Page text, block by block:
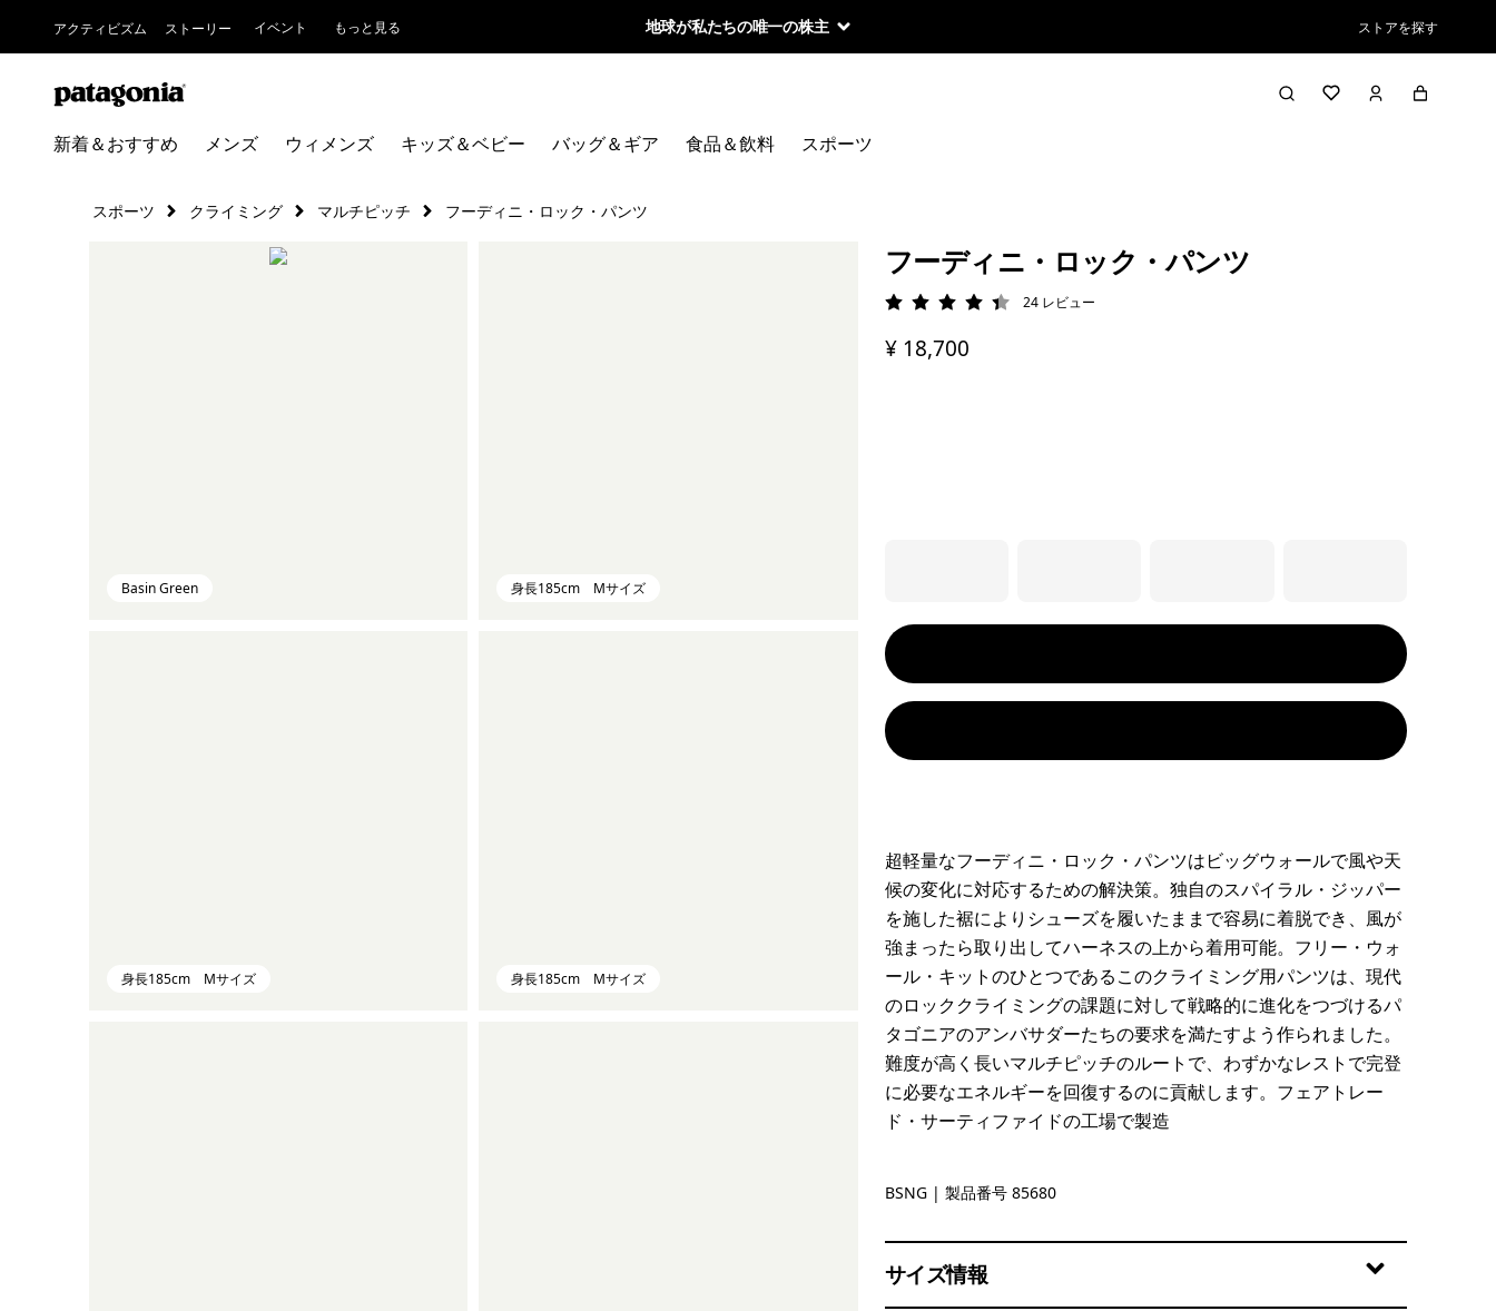
アクティビズム ストーリー イベント もっと見る 地球が私たちの唯一の株主 ストアを探す
新着＆おすすめ メンズ ウィメンズ キッズ＆ベビー バッグ＆ギア 食品＆飲料 スポーツ
スポーツ クライミング マルチピッチ フーディニ・ロック・パンツ
Basin Green 身長185cm Mサイズ
身長185cm Mサイズ 身長185cm Mサイズ
フーディニ・ロック・パンツ
評価: 4.4 / 5
24 レビュー
¥ 18,700
超軽量なフーディニ・ロック・パンツはビッグウォールで風や天
候の変化に対応するための解決策。独自のスパイラル・ジッパー
を施した裾によりシューズを履いたままで容易に着脱でき、風が
強まったら取り出してハーネスの上から着用可能。フリー・ウォ
ール・キットのひとつであるこのクライミング用パンツは、現代
のロッククライミングの課題に対して戦略的に進化をつづけるパ
タゴニアのアンバサダーたちの要求を満たすよう作られました。
難度が高く長いマルチピッチのルートで、わずかなレストで完登
に必要なエネルギーを回復するのに貢献します。フェアトレー
ド・サーティファイドの工場で製造
Basin Green
BSNG | 製品番号 85680
サイズ情報